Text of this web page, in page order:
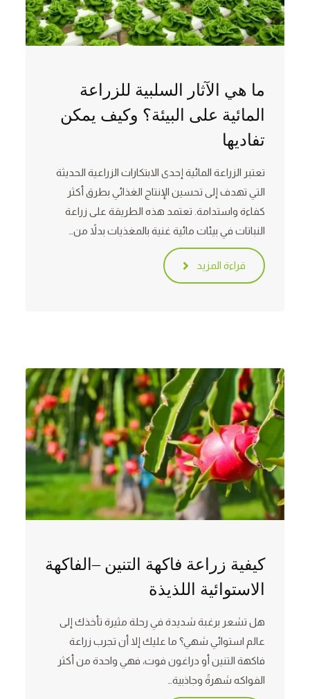
ما هي الآثار السلبية للزراعة
المائية على البيئة؟ وكيف يمكن
تفاديها
تعتبر الزراعة المائية إحدى الابتكارات الزراعية الحديثة
التي تهدف إلى تحسين الإنتاج الغذائي بطرق أكثر
كفاءة واستدامة. تعتمد هذه الطريقة على زراعة
النباتات في بيئات مائية غنية بالمغذيات بدلاً من…
قراءة المزيد
كيفية زراعة فاكهة التنين –الفاكهة
الاستوائية اللذيذة
هل تشعر برغبة شديدة في رحلة مثيرة تأخذك إلى
عالم استوائي شهي؟ ما عليك إلا أن تجرب زراعة
فاكهة التنين أو دراغون فوت، فهي واحدة من أكثر
الفواكه شهرةً وجاذبية…